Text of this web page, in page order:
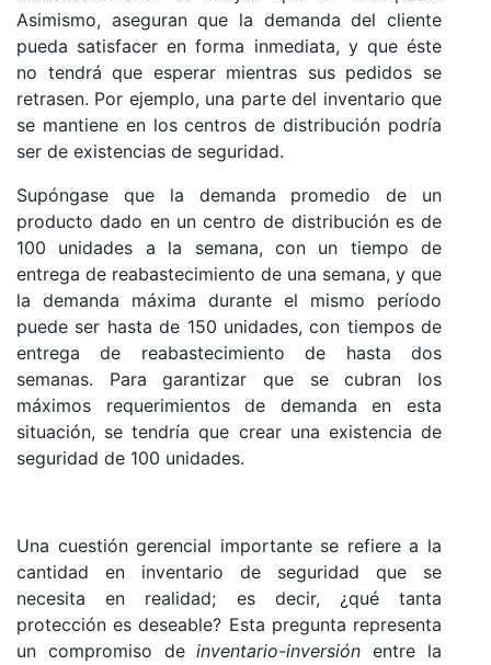
Asimismo, aseguran que la demanda del cliente
pueda satisfacer en forma inmediata, y que éste
no tendrá que esperar mientras sus pedidos se
retrasen. Por ejemplo, una parte del inventario que
se mantiene en los centros de distribución podría
ser de existencias de seguridad.
Supóngase que la demanda promedio de un
producto dado en un centro de distribución es de
100 unidades a la semana, con un tiempo de
entrega de reabastecimiento de una semana, y que
la demanda máxima durante el mismo período
puede ser hasta de 150 unidades, con tiempos de
entrega de reabastecimiento de hasta dos
semanas. Para garantizar que se cubran los
máximos requerimientos de demanda en esta
situación, se tendría que crear una existencia de
seguridad de 100 unidades.
Una cuestión gerencial importante se refiere a la
cantidad en inventario de seguridad que se
necesita en realidad; es decir, ¿qué tanta
protección es deseable? Esta pregunta representa
un compromiso deinventario-inversión entre la